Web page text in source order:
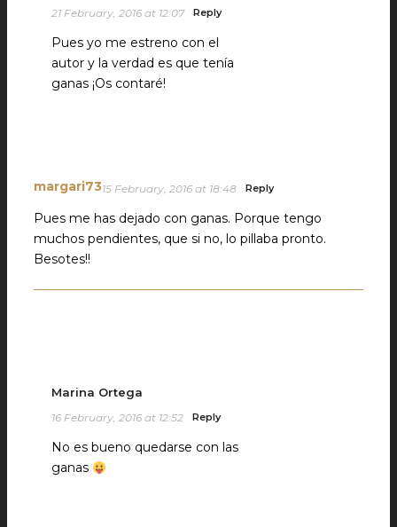
21 February, 2016 at 12:07 Reply
Pues yo me estreno con el
autor y la verdad es que tenía
ganas ¡Os contaré!
margari7315 February, 2016 at 18:48 Reply
Pues me has dejado con ganas. Porque tengo
muchos pendientes, que si no, lo pillaba pronto.
Besotes!!
Marina Ortega
16 February, 2016 at 12:52 Reply
No es bueno quedarse con las
ganas